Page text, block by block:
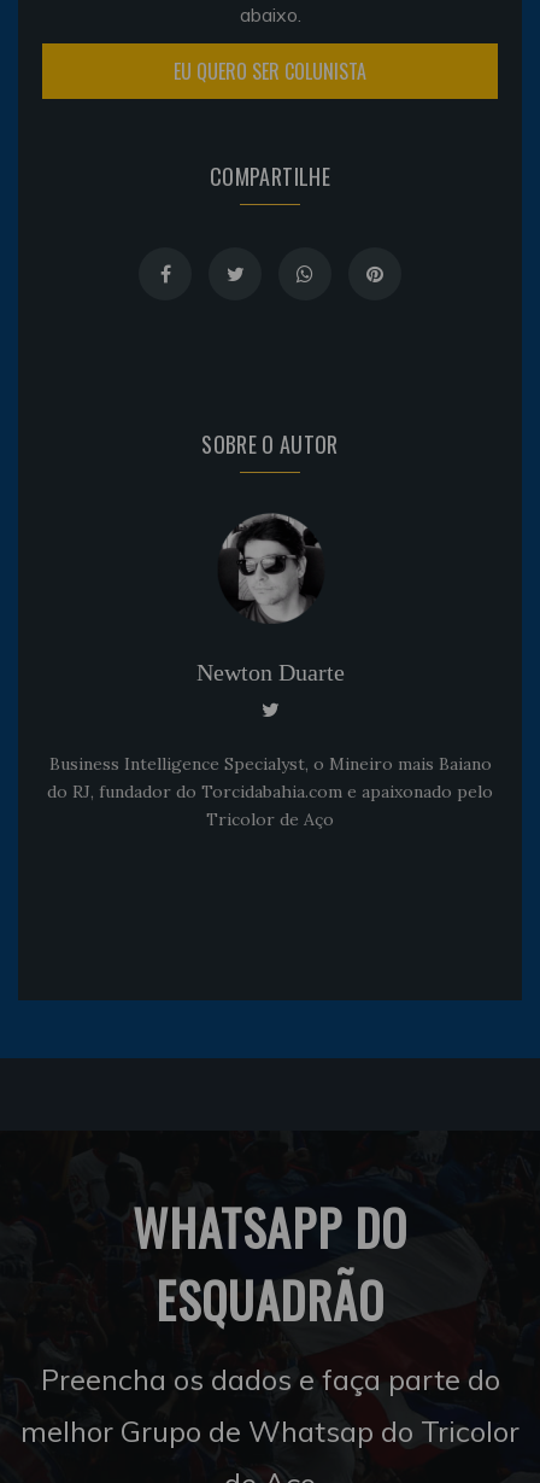
abaixo.
EU QUERO SER COLUNISTA
COMPARTILHE
SOBRE O AUTOR
Newton Duarte
Business Intelligence Specialyst, o Mineiro mais Baiano
do RJ, fundador do Torcidabahia.com e apaixonado pelo
Tricolor de Aço
WHATSAPP DO
ESQUADRÃO
Preencha os dados e faça parte do
melhor Grupo de Whatsap do Tricolor